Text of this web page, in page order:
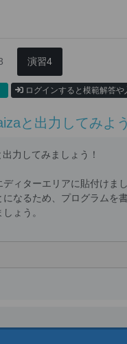
演習4
ログインすると模範解答
と出力してみよ
力してみましょう！
ィターエリアに貼付けま
なるため、プログラムを
ょう。
ター！